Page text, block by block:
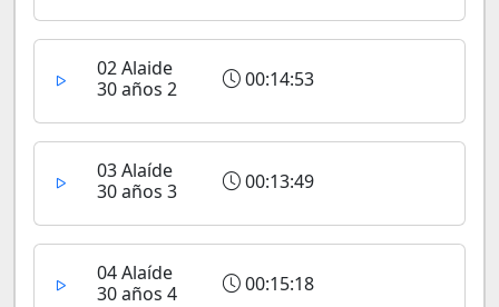
02 Alaide
30 años 2
00:14:53
03 Alaíde
30 años 3
00:13:49
04 Alaíde
30 años 4
00:15:18